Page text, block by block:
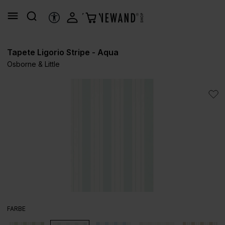
springen
HILFSTOOLS
Tapete Ligorio Stripe - Aqua
Osborne & Little
FARBE